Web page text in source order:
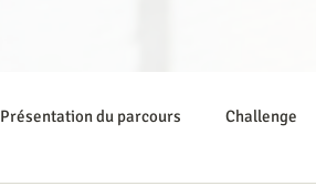
Présentation du parcours Challenge